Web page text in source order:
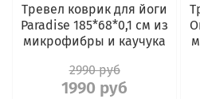
Тревел коврик для йоги
Paradise 185*68*0,1 см из
микрофибры и каучука
2990 руб
1990 руб